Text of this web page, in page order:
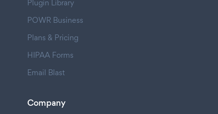
Plugin Library
POWR Business
Plans & Pricing
HIPAA Forms
Email Blast
Company